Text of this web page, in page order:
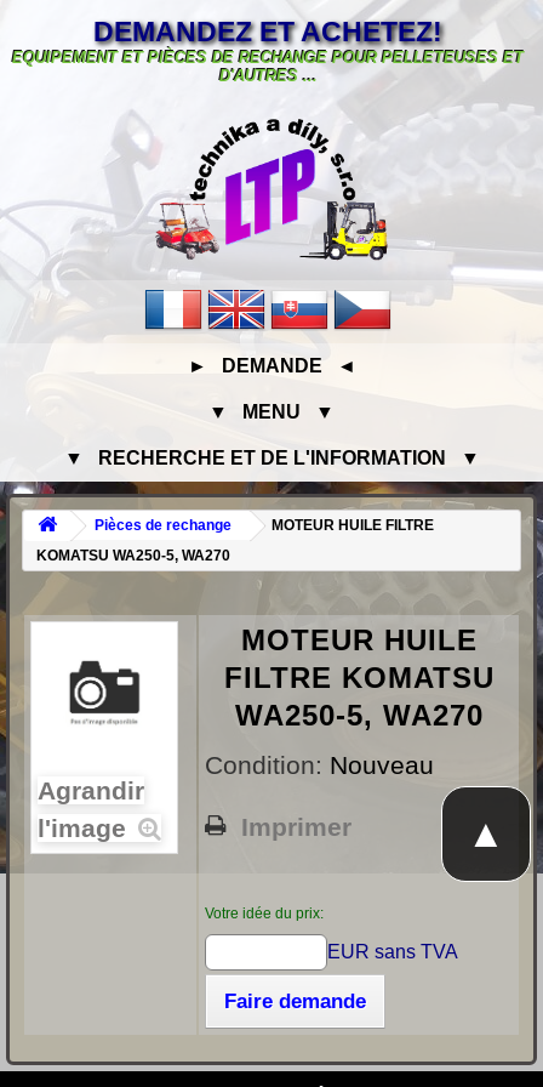
DEMANDEZ ET ACHETEZ!
EQUIPEMENT ET PIÈCES DE RECHANGE POUR PELLETEUSES ET
D'AUTRES ...
► DEMANDE ◄
▼ MENU ▼
▼ RECHERCHE ET DE L'INFORMATION ▼
Pièces de rechange
MOTEUR HUILE FILTRE
KOMATSU WA250-5, WA270
Agrandir
l'image
MOTEUR HUILE
FILTRE KOMATSU
WA250-5, WA270
Condition: Nouveau
Imprimer
Votre idée du prix:
EUR sans TVA
Faire demande
▲